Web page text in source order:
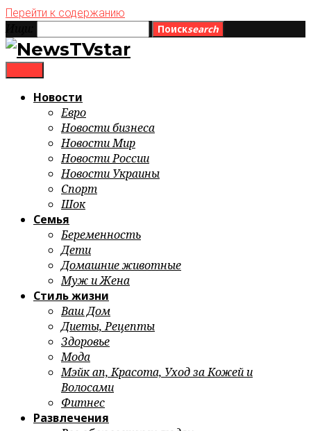
Перейти к содержанию
Поискsearch
Новости
Евро
Новости бизнеса
Новости Мир
Новости России
Новости Украины
Спорт
Шок
Семья
Беременность
Дети
Домашние животные
Муж и Жена
Стиль жизни
Ваш Дом
Диеты, Рецепты
Здоровье
Мода
Мэйк ап, Красота, Уход за Кожей и
Волосами
Фитнес
Развлечения